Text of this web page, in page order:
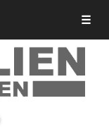
☰